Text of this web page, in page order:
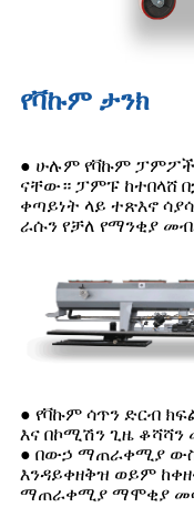
የቫኩም ታንክ
● ሁሉም የቫኩም
ናቸው። ፓምፑ ከተበላሸ
ቀጣይነት ላይ ተጽእኖ
ራሱን የቻለ የማንቂያ
● የቫኩም ሳጥን ድርብ
እና በኮሚሽን ጊዜ
● በውኃ ማጠራቀሚያ
እንዳይቀዘቅዝ ወይም
ማጠራቀሚያ ማሞቂያ